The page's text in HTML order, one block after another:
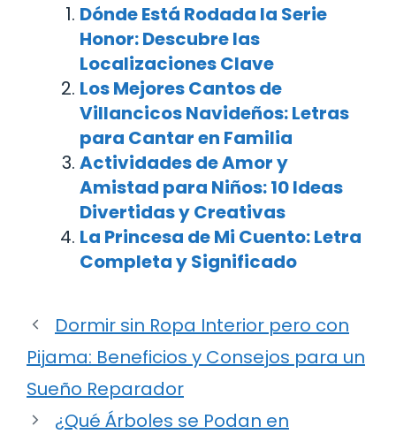
Dónde Está Rodada la Serie
Honor: Descubre las
Localizaciones Clave
Los Mejores Cantos de
Villancicos Navideños: Letras
para Cantar en Familia
Actividades de Amor y
Amistad para Niños: 10 Ideas
Divertidas y Creativas
La Princesa de Mi Cuento: Letra
Completa y Significado
Dormir sin Ropa Interior pero con
Pijama: Beneficios y Consejos para un
Sueño Reparador
¿Qué Árboles se Podan en